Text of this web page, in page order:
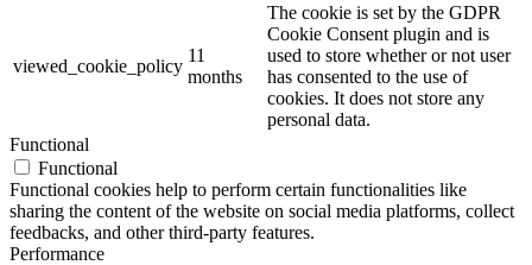
viewed_cookie_policy
11
months
The cookie is set by the GDPR
Cookie Consent plugin and is
used to store whether or not user
has consented to the use of
cookies. It does not store any
personal data.
Functional
Functional
Functional cookies help to perform certain functionalities like
sharing the content of the website on social media platforms, collect
feedbacks, and other third-party features.
Performance